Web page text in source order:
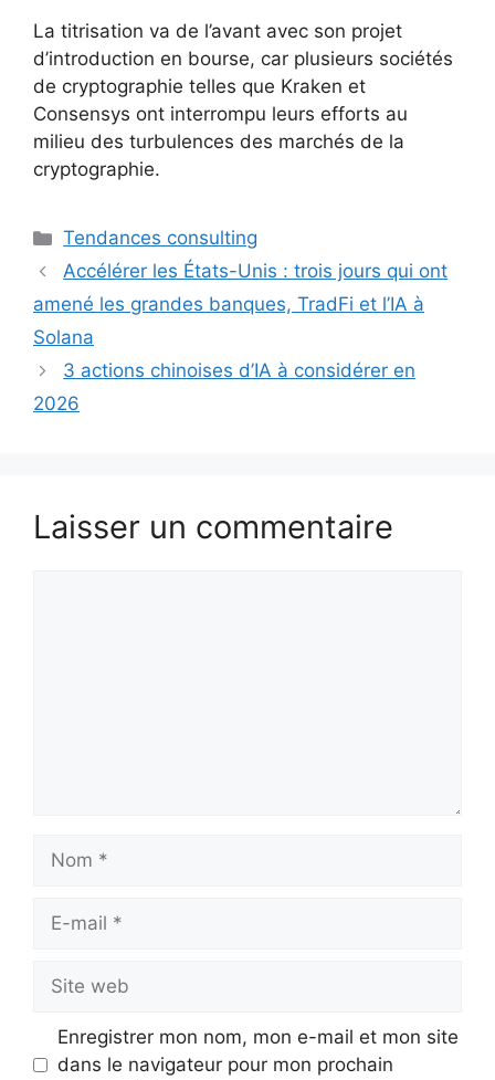
La titrisation va de l’avant avec son projet
d’introduction en bourse, car plusieurs sociétés
de cryptographie telles que Kraken et
Consensys ont interrompu leurs efforts au
milieu des turbulences des marchés de la
cryptographie.
Catégories
Tendances consulting
Accélérer les États-Unis : trois jours qui ont
amené les grandes banques, TradFi et l’IA à
Solana
3 actions chinoises d’IA à considérer en
2026
Laisser un commentaire
Nom
Site
web
Enregistrer mon nom, mon e-mail et mon site
dans le navigateur pour mon prochain